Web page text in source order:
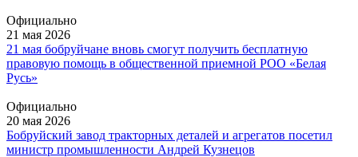
Официально
21 мая 2026
21 мая бобруйчане вновь смогут получить бесплатную
правовую помощь в общественной приемной РОО «Белая
Русь»
Официально
20 мая 2026
Бобруйский завод тракторных деталей и агрегатов посетил
министр промышленности Андрей Кузнецов